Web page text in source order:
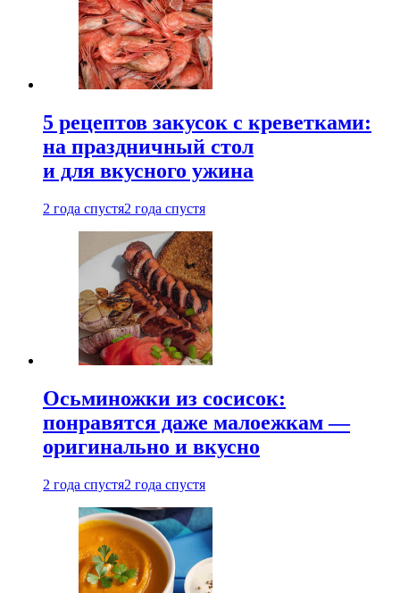
5 рецептов закусок с креветками:
на праздничный стол
и для вкусного ужина
2 года спустя2 года спустя
Осьминожки из сосисок:
понравятся даже малоежкам —
оригинально и вкусно
2 года спустя2 года спустя